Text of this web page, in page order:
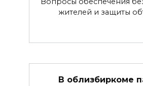
жителей и защиты
В облизбиркоме